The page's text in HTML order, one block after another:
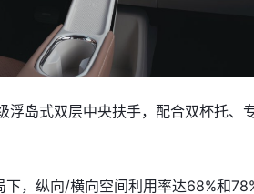
浮岛式双层中央扶手，配合双杯托、
，纵向/横向空间利用率达68%和